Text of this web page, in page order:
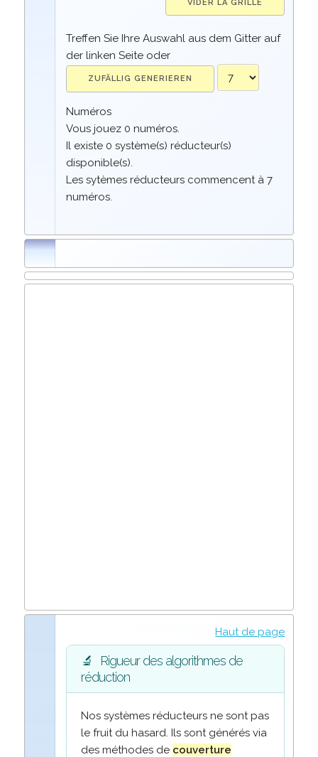
Treffen Sie Ihre Auswahl aus dem Gitter auf
der linken Seite oder
Numéros
Vous jouez 0 numéros.
Il existe 0 système(s) réducteur(s)
disponible(s).
Les sytèmes réducteurs commencent à 7
numéros.
Haut de page
🔬
Rigueur des algorithmes de
réduction
Nos systèmes réducteurs ne sont pas
le fruit du hasard. Ils sont générés via
des méthodes de couverture